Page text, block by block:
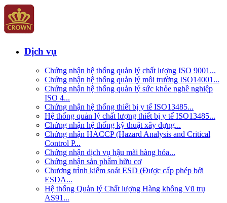
Dịch vụ
Chứng nhận hệ thống quản lý chất lượng ISO 9001...
Chứng nhận hệ thống quản lý môi trường ISO14001...
Chứng nhận hệ thống quản lý sức khỏe nghề nghiệp
ISO 4...
Chứng nhận hệ thống thiết bị y tế ISO13485...
Hệ thống quản lý chất lượng thiết bị y tế ISO13485...
Chứng nhận hệ thống kỹ thuật xây dựng...
Chứng nhận HACCP (Hazard Analysis and Critical
Control P...
Chứng nhận dịch vụ hậu mãi hàng hóa...
Chứng nhận sản phẩm hữu cơ
Chương trình kiểm soát ESD (Được cấp phép bởi
ESDA...
Hệ thống Quản lý Chất lượng Hàng không Vũ trụ
AS91...